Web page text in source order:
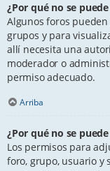
¿Por qué no se
Algunos foros
grupos y para
allí necesita una
moderador o
permiso adecuado.
Arriba
¿Por qué no se
Los permisos para
foro, grupo, usuario y